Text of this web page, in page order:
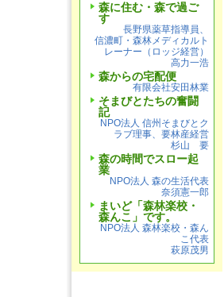
森に住む・森で過ご
す
長野県薬草指導員、
信濃町・森林メディカルト
レーナー（ロッジ経営）
高力一浩
森からの宅配便
有限会社安田林業
そまびとたちの奮闘
記
NPO法人 信州そまびとク
ラブ理事、要林産経営
杉山 要
森の時間でスロー起
業
NPO法人 森の生活代表
奈須憲一郎
まいど「森林楽校・
森んこ」です。
NPO法人 森林楽校・森ん
こ代表
萩原茂男